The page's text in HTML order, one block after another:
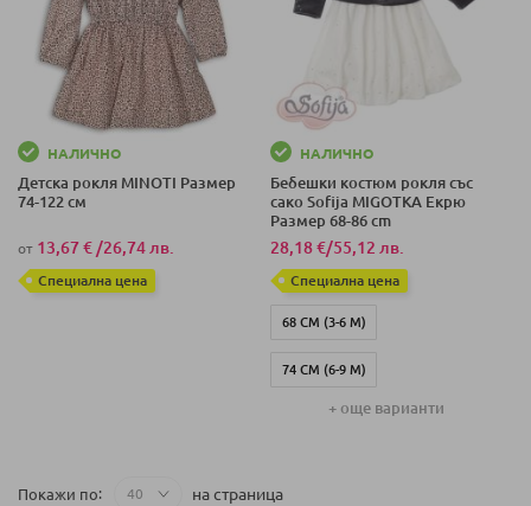
НАЛИЧНО
Детска рокля MINOTI Размер
74-122 см
от 13,67 € /26,74 лв.
Специална цена
НАЛИЧНО
Бебешки костюм рокля със
сако Sofija MIGOTKA Екрю
Размер 68-86 cm
28,18 €/55,12 лв.
Специална цена
68 СМ (3-6 М)
74 СМ (6-9 М)
86 СМ (12-18 М)
+ още варианти
Покажи по на страница